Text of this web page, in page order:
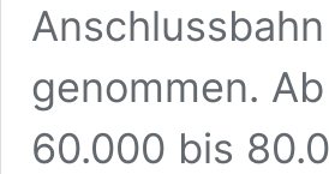
genommen.
60.000 bis